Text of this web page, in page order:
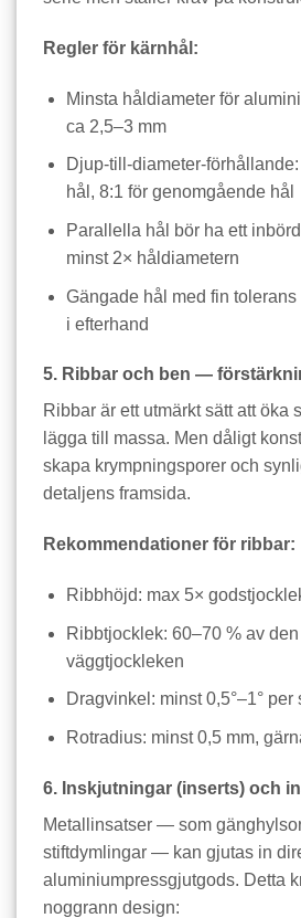
Regler för kärnhål:
Minsta håldiameter för
ca 2,5–3 mm
Djup-till-diameter-
hål, 8:1 för genomgående hål
Parallella hål bör ha ett
minst 2× håldiametern
Gängade hål med fin
i efterhand
5. Ribbar och ben —
Ribbar är ett utmärkt sätt att öka
lägga till massa. Men dåligt
skapa krympningsporer och
detaljens framsida.
Rekommendationer för ribbar:
Ribbhöjd: max 5×
Ribbtjocklek: 60–70 % av
väggtjockleken
Dragvinkel: minst 0,5°–1° per
Rotradius: minst 0,5 mm,
6. Inskjutningar (inserts) och
Metallinsatser — som
stiftdymlingar — kan gjutas in
aluminiumpressgjutgods. Detta
noggrann design: